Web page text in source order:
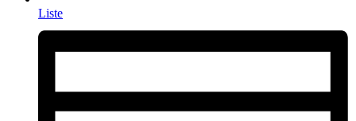
Liste